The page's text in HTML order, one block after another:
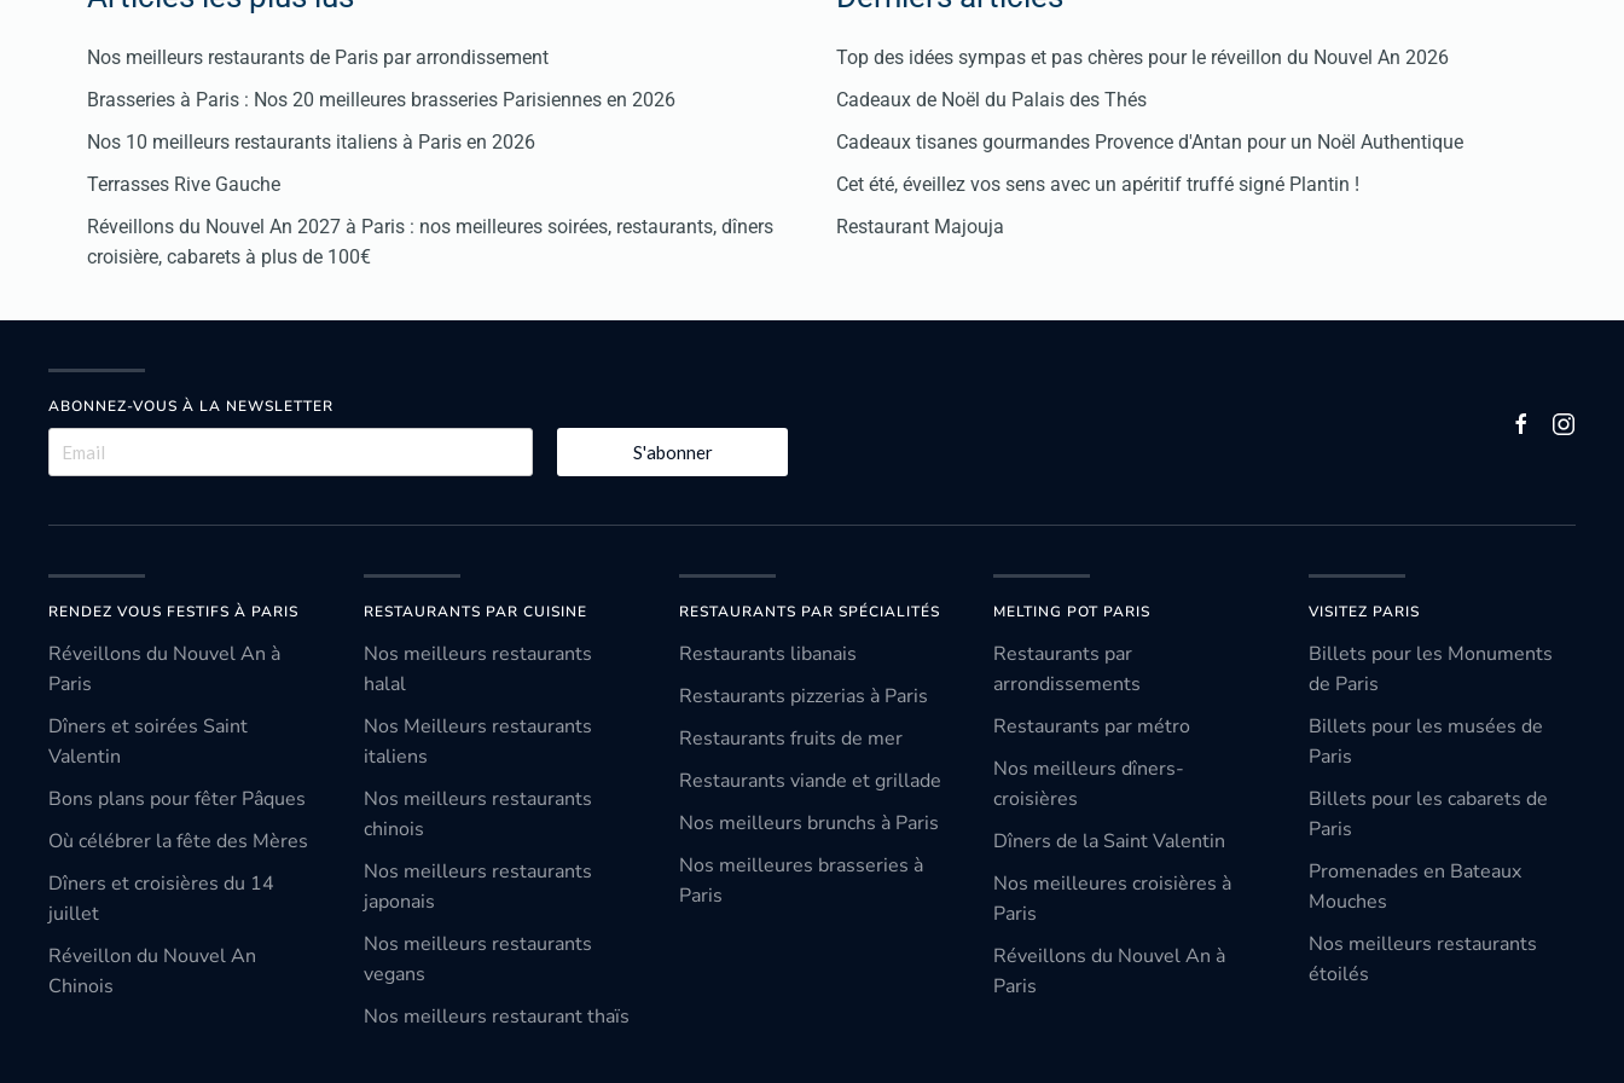
Nos meilleurs restaurants de Paris par arrondissement
Brasseries à Paris : Nos 20 meilleures brasseries Parisiennes en 2026
Nos 10 meilleurs restaurants italiens à Paris en 2026
Terrasses Rive Gauche
Réveillons du Nouvel An 2027 à Paris : nos meilleures soirées, restaurants, dîners
croisière, cabarets à plus de 100€
Top des idées sympas et pas chères pour le réveillon du Nouvel An 2026
Cadeaux de Noël du Palais des Thés
Cadeaux tisanes gourmandes Provence d'Antan pour un Noël Authentique
Cet été, éveillez vos sens avec un apéritif truffé signé Plantin !
Restaurant Majouja
ABONNEZ-VOUS À LA NEWSLETTER
S'abonner
RENDEZ VOUS FESTIFS À PARIS
Réveillons du Nouvel An à
Paris
Dîners et soirées Saint
Valentin
Bons plans pour fêter Pâques
Où célébrer la fête des Mères
Dîners et croisières du 14
juillet
Réveillon du Nouvel An
Chinois
RESTAURANTS PAR CUISINE
Nos meilleurs restaurants
halal
Nos Meilleurs restaurants
italiens
Nos meilleurs restaurants
chinois
Nos meilleurs restaurants
japonais
Nos meilleurs restaurants
vegans
Nos meilleurs restaurant thaïs
RESTAURANTS PAR SPÉCIALITÉS
Restaurants libanais
Restaurants pizzerias à Paris
Restaurants fruits de mer
Restaurants viande et grillade
Nos meilleurs brunchs à Paris
Nos meilleures brasseries à
Paris
MELTING POT PARIS
Restaurants par
arrondissements
Restaurants par métro
Nos meilleurs dîners-
croisières
Dîners de la Saint Valentin
Nos meilleures croisières à
Paris
Réveillons du Nouvel An à
Paris
VISITEZ PARIS
Billets pour les Monuments
de Paris
Billets pour les musées de
Paris
Billets pour les cabarets de
Paris
Promenades en Bateaux
Mouches
Nos meilleurs restaurants
étoilés